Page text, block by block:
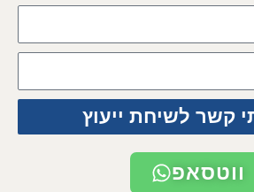
קשר לשיחת ייעוץ
ווטסאפ